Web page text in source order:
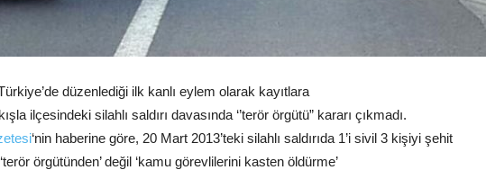
düzenlediği ilk kanlı eylem olarak kayıtlara
ilçesindeki silahlı saldırı davasında ‘’terör örgütü” kararı çıkmadı.
‘nin haberine göre, 20 Mart 2013’teki silahlı saldırıda 1’i sivil 3 kişiyi şehit
örgütünden’ değil ‘kamu görevlilerini kasten öldürme’